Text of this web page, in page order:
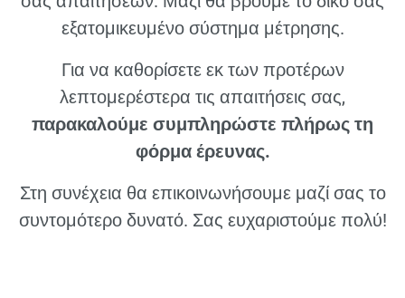
εξατομικευμένο σύστημα μέτρησης.
Για να καθορίσετε εκ των προτέρων
λεπτομερέστερα τις απαιτήσεις σας,
παρακαλούμε συμπληρώστε πλήρως τη
φόρμα έρευνας.
Στη συνέχεια θα επικοινωνήσουμε μαζί σας το
συντομότερο δυνατό. Σας ευχαριστούμε πολύ!